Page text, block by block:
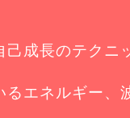
成長のテクニ
るエネルギー、